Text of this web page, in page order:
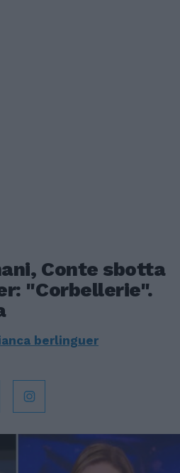
Conte sbotta
"Corbellerie".
berlinguer